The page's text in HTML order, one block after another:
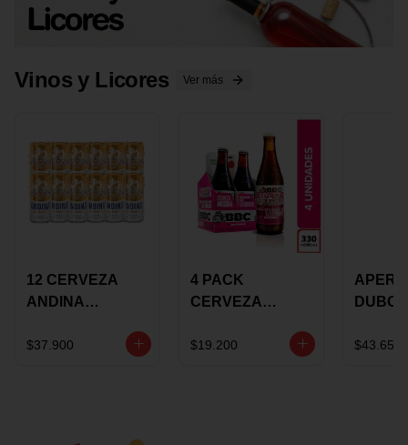
Vinos y Licores Ver más
12 CERVEZA
ANDINA
LATON
$37.900
4 PACK
CERVEZA
ROSE BBC
$19.200
VINO
$43.650